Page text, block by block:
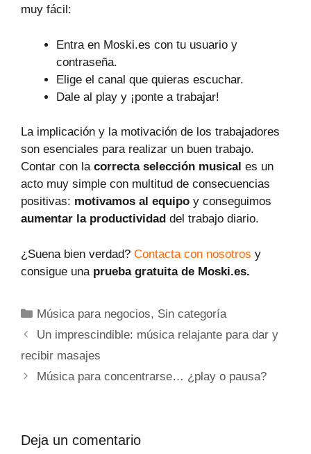
muy fácil:
Entra en Moski.es con tu usuario y
contraseña.
Elige el canal que quieras escuchar.
Dale al play y ¡ponte a trabajar!
La implicación y la motivación de los trabajadores
son esenciales para realizar un buen trabajo.
Contar con la correcta selección musical es un
acto muy simple con multitud de consecuencias
positivas: motivamos al equipo y conseguimos
aumentar la productividad del trabajo diario.
¿Suena bien verdad? Contacta con nosotros y
consigue una prueba gratuita de Moski.es.
Música para negocios, Sin categoría
Un imprescindible: música relajante para dar y
recibir masajes
Música para concentrarse… ¿play o pausa?
Deja un comentario